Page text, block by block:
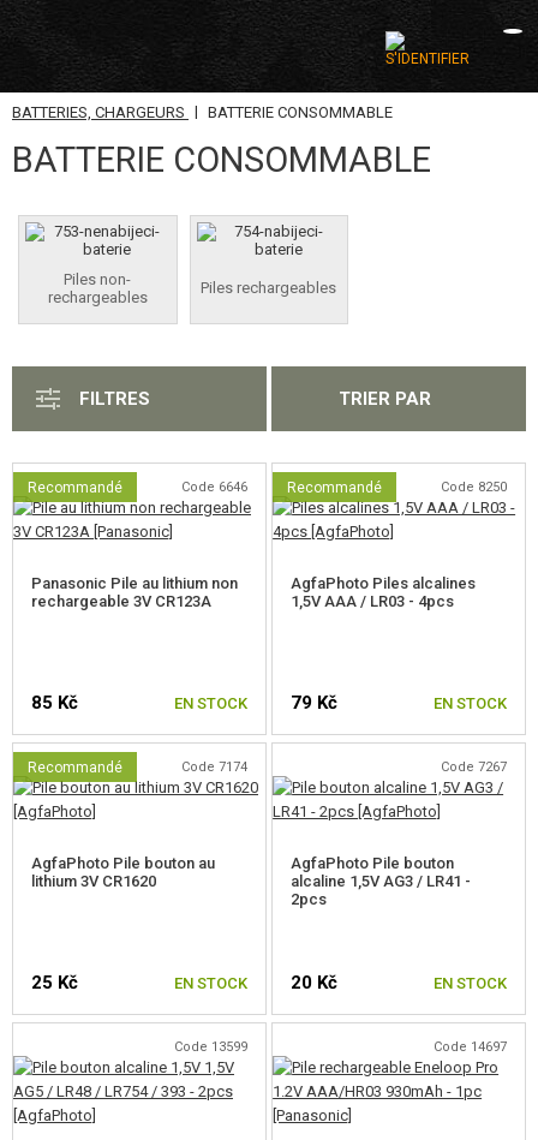
CATÉGORIES
AIRSOFT GUNS
ARMES AIR COMPRIMÉ, LANCE-PIERRES
LANCE-GRENADES, GRENADES
BATTERIES, CHARGEURS
BATTERIES LI-POL / LI-ION
CHARGEURS DE BATTERIE
CÂBLES ET ADAPTATEURS
BATTERIE CONSOMMABLE
PILES NON-RECHARGEABLES
CÂBLES DE CHARGE, DE DONNÉES
LUNETTES, MASQUES
ÉQUIPEMENT, UNIFORMES...
CAMOUFLAGE, BANDE CAMOUFLAGE
BATTERIES, CHARGEURS | BATTERIE CONSOMMABLE
BATTERIE CONSOMMABLE
Piles non-
rechargeables
Piles rechargeables
FILTRES TRIER PAR
Recommandé Code 6646
Panasonic Pile au lithium non
rechargeable 3V CR123A
85 Kč EN STOCK
Recommandé Code 8250
AgfaPhoto Piles alcalines
1,5V AAA / LR03 - 4pcs
79 Kč EN STOCK
Recommandé Code 7174
AgfaPhoto Pile bouton au
lithium 3V CR1620
25 Kč EN STOCK
Code 7267
AgfaPhoto Pile bouton
alcaline 1,5V AG3 / LR41 -
2pcs
20 Kč EN STOCK
Code 13599 Code 14697